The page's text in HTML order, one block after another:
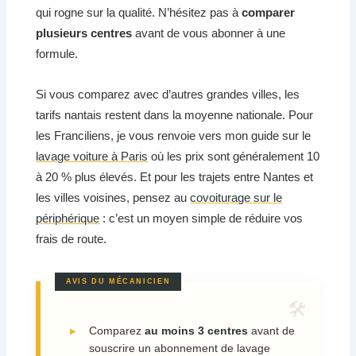
qui rogne sur la qualité. N’hésitez pas àcomparer
plusieurs centres avant de vous abonner à une
formule.
Si vous comparez avec d’autres grandes villes, les
tarifs nantais restent dans la moyenne nationale. Pour
les Franciliens, je vous renvoie vers mon guide sur le
lavage voiture à Paris où les prix sont généralement 10
à 20 % plus élevés. Et pour les trajets entre Nantes et
les villes voisines, pensez aucovoiturage sur le
périphérique : c’est un moyen simple de réduire vos
frais de route.
Comparez au moins 3 centres avant de
souscrire un abonnement de lavage